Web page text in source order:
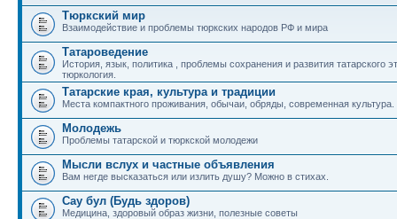
Тюркский мир
Взаимодействие и проблемы тюркских народов РФ и мира
Татароведение
История, язык, политика , проблемы сохранения и развития татарского
тюркология.
Татарские края, культура и традиции
Места компактного проживания, обычаи, обряды, современная культура.
Молодежь
Проблемы татарской и тюркской молодежи
Мысли вслух и частные объявления
Вам негде высказаться или излить душу? Можно в стихах.
Сау бул (Будь здоров)
Медицина, здоровый образ жизни, полезные советы